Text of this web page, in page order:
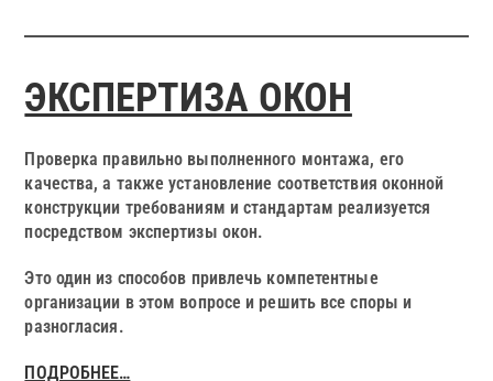
ЭКСПЕРТИЗА ОКОН
Проверка правильно выполненного монтажа, его
качества, а также установление соответствия оконной
конструкции требованиям и стандартам реализуется
посредством экспертизы окон.
Это один из способов привлечь компетентные
организации в этом вопросе и решить все споры и
разногласия.
ПОДРОБНЕЕ…